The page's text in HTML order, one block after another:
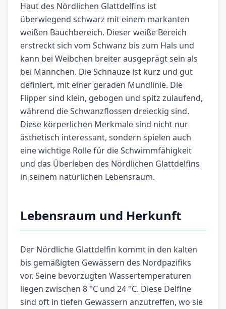
Haut des Nördlichen Glattdelfins ist
überwiegend schwarz mit einem markanten
weißen Bauchbereich. Dieser weiße Bereich
erstreckt sich vom Schwanz bis zum Hals und
kann bei Weibchen breiter ausgeprägt sein als
bei Männchen. Die Schnauze ist kurz und gut
definiert, mit einer geraden Mundlinie. Die
Flipper sind klein, gebogen und spitz zulaufend,
während die Schwanzflossen dreieckig sind.
Diese körperlichen Merkmale sind nicht nur
ästhetisch interessant, sondern spielen auch
eine wichtige Rolle für die Schwimmfähigkeit
und das Überleben des Nördlichen Glattdelfins
in seinem natürlichen Lebensraum.
Lebensraum und Herkunft
Der Nördliche Glattdelfin kommt in den kalten
bis gemäßigten Gewässern des Nordpazifiks
vor. Seine bevorzugten Wassertemperaturen
liegen zwischen 8 °C und 24 °C. Diese Delfine
sind oft in tiefen Gewässern anzutreffen, wo sie